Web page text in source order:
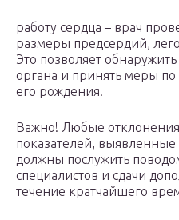
работу сердца – врач
размеры предсердий,
Это позволяет
органа и принять меры
его рождения.
Важно! Любые
показателей,
должны послужить
специалистов и сдачи
течение кратчайшего